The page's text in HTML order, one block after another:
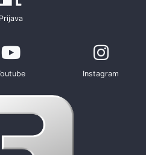
Prijava
Instagram